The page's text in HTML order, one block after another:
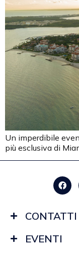
Un imperdibile
più esclusiva di
CONTATTI
EVENTI